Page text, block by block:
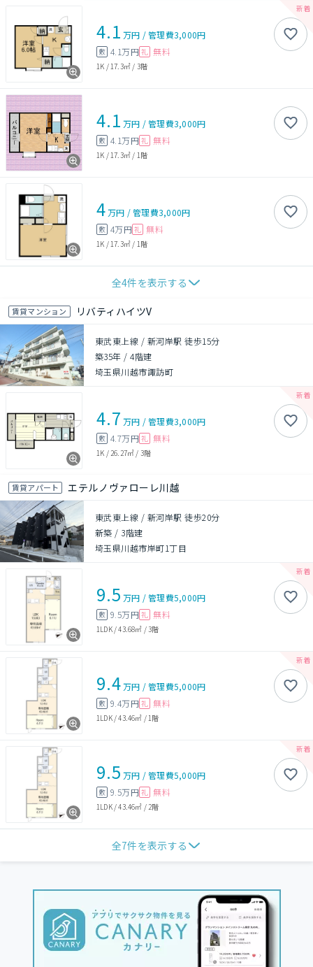
4.1 万円 /管理費3,000円
敷 4.1万円 礼 無料
1K / 17.3㎡ / 3階
4.1 万円 /管理費3,000円
敷 4.1万円 礼 無料
1K / 17.3㎡ / 1階
4万円 /管理費3,000円
敷 4万円 礼 無料
1K / 17.3㎡ / 1階
全4件を表示する
賃貸マンション リバティハイツV
東武東上線 / 新河岸駅 徒歩15分
築35年 /4階建
埼玉県川越市諏訪町
4.7 万円 /管理費3,000円
敷 4.7万円 礼 無料
1K / 26.27㎡ / 3階
賃貸アパート エテルノヴァローレ川越
東武東上線 / 新河岸駅 徒歩20分
新築 / 3階建
埼玉県川越市岸町1丁目
9.5 万円 /管理費5,000円
敷 9.5万円 礼 無料
1LDK/43.68㎡ /3階
9.4万円 /管理費5,000円
敷 9.4万円 礼 無料
1LDK/43.46㎡ / 1階
9.5 万円 /管理費5,000円
敷 9.5万円 礼 無料
1LDK/43.46㎡ / 2階
全7件を表示する